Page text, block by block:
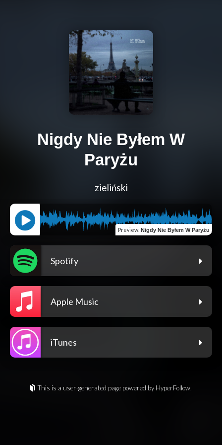
Nigdy Nie Byłem W
Paryżu
zieliński
Preview: Nigdy Nie Byłem W Paryżu
Spotify
Apple Music
iTunes
This is a user-generated page powered by HyperFollow.